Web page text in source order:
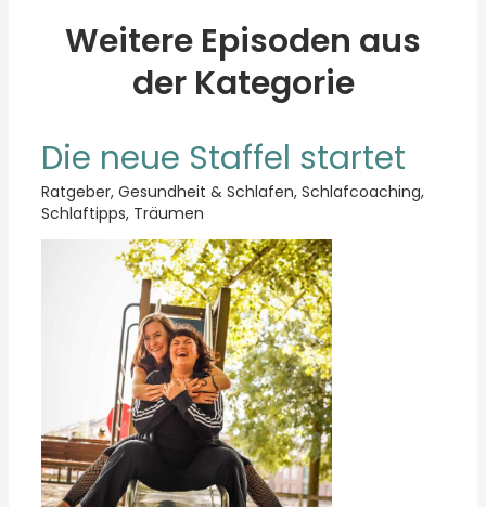
Weitere Episoden aus
der Kategorie
Die neue Staffel startet
Ratgeber, Gesundheit & Schlafen, Schlafcoaching,
Schlaftipps, Träumen